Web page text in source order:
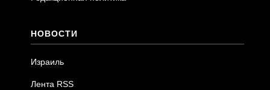
НОВОСТИ
Израиль
Лента RSS